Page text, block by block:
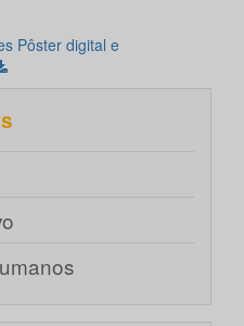
Pôster digital e